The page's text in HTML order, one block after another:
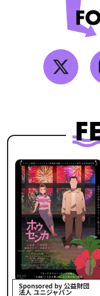
Sponsored by 公益財団
法人 ユニジャパン